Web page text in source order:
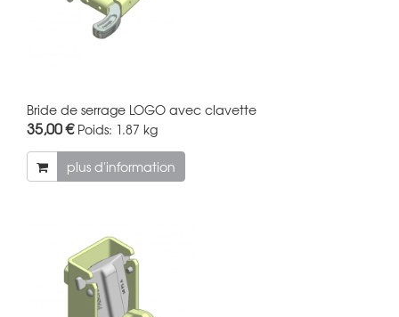
Bride de serrage LOGO avec clavette
35,00 € Poids: 1.87 kg
plus d'information